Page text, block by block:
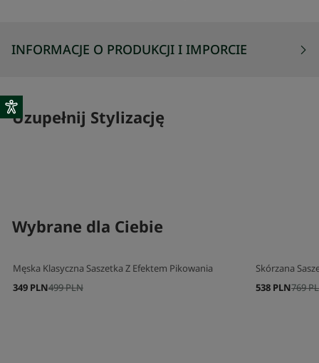
INFORMACJE O PRODUKCJI I IMPORCIE
Uzupełnij Stylizację
Wybrane dla Ciebie
Męska Klasyczna Saszetka Z Efektem Pikowania
499 PLN
349 PLN
Skórzana
769
538 PLN